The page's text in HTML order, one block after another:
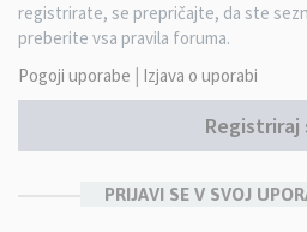
registrirate, se prepričajte, da ste
preberite vsa pravila foruma.
Pogoji uporabe | Izjava o uporabi
Registriraj
PRIJAVI SE V SVOJ